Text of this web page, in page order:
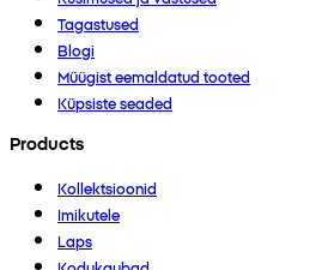
Tagastused
Blogi
Müügist eemaldatud tooted
Küpsiste seaded
Products
Kollektsioonid
Imikutele
Laps